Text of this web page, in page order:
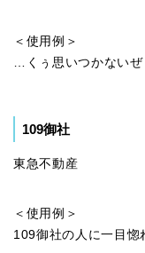
＜使用例＞
…くぅ思いつかないぜ
109御社
東急不動産
＜使用例＞
109御社の人に一目惚